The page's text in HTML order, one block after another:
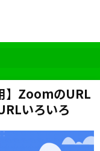
】ZoomのURL
いろいろ